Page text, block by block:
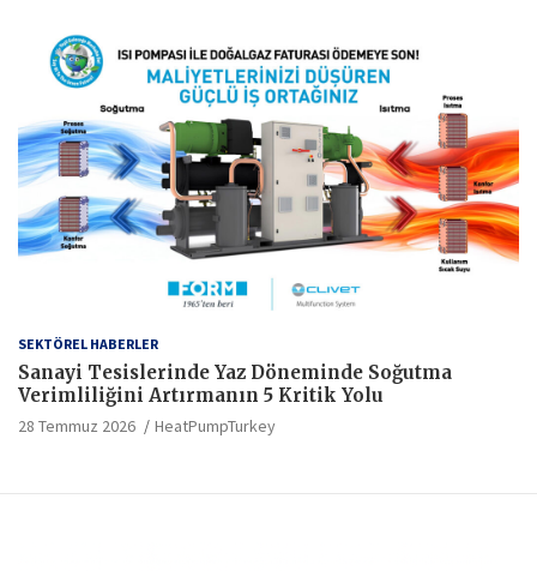
SEKTÖREL HABERLER
Sanayi Tesislerinde Yaz Döneminde Soğutma
Verimliliğini Artırmanın 5 Kritik Yolu
28 Temmuz 2026 HeatPumpTurkey